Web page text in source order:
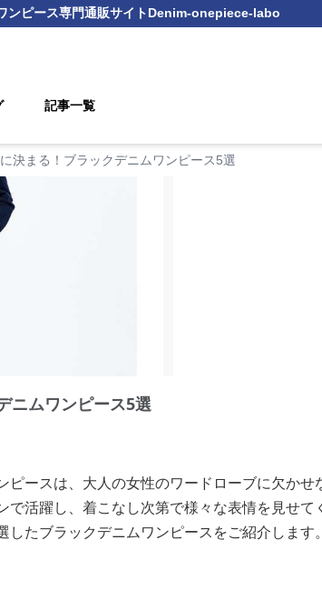
ンピース専門通販サイトDenim-onepiece-labo
記事一覧
決まる！ブラックデニムワンピース5選
ニムワンピース5選
ピースは、大人の女性のワードローブに欠かせ
で活躍し、着こなし次第で様々な表情を見せて
したブラックデニムワンピースをご紹介します